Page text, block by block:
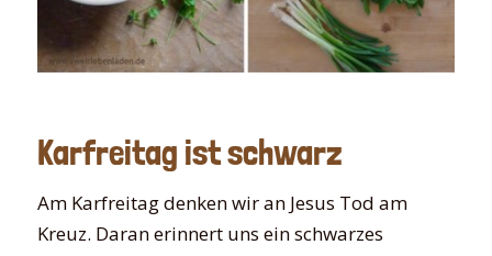
Karfreitag ist schwarz
Am Karfreitag denken wir an Jesus Tod am
Kreuz. Daran erinnert uns ein schwarzes